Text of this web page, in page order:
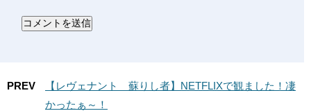
PREV
【レヴェナント 蘇りし者】NETFLIXで観ました！凄
かったぁ～！